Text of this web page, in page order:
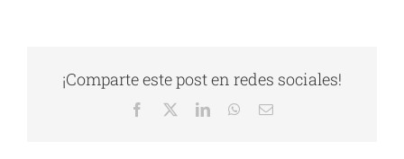
¡Comparte este post en redes sociales!
Facebook LinkedInWhatsApp
Correo